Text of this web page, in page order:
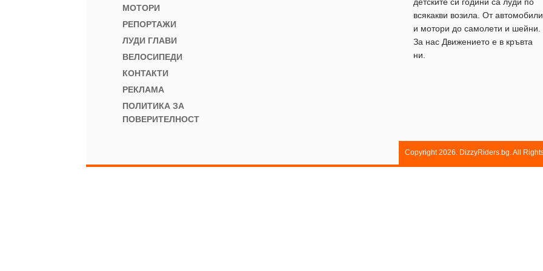
МОТОРИ
РЕПОРТАЖИ
ЛУДИ ГЛАВИ
ВЕЛОСИПЕДИ
КОНТАКТИ
РЕКЛАМА
ПОЛИТИКА ЗА
ПОВЕРИТЕЛНОСТ
всякакви возила. От автомобили
и мотори до самолети и шейни.
За нас Движението е в кръвта
ни.
Copyright 2026. DizzyRiders.bg. All